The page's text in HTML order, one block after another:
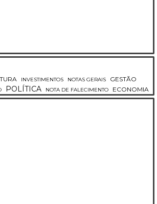
INVESTIMENTOS NOTAS GERAIS GESTÃO
POLÍTICA NOTA DE FALECIMENTO ECONOMIA